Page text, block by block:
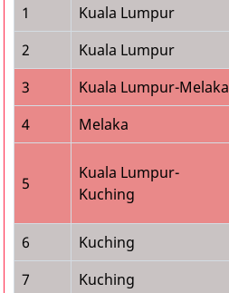
1
Kuala Lumpur
2
Kuala Lumpur
3
Kuala Lumpur-Melaka
4
Melaka
5
Kuala Lumpur-
Kuching
6
Kuching
7
Kuching